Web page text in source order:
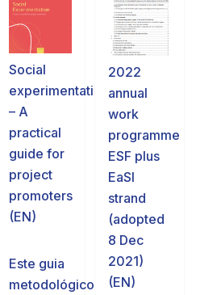
Social
experimentation
– A
practical
guide for
project
promoters
(EN)
Este guia
metodológico
2022
annual
work
programme
ESF plus
EaSI
strand
(adopted
8 Dec
2021)
(EN)